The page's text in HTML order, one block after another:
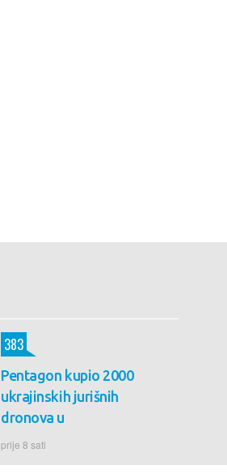
Pentagon kupio 2000
ukrajinskih jurišnih
dronova u
prije 8 sati
383